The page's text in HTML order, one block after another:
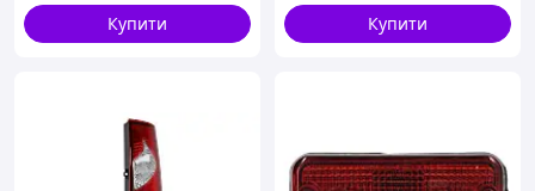
лампочок) MERCEDES
Купити Купити